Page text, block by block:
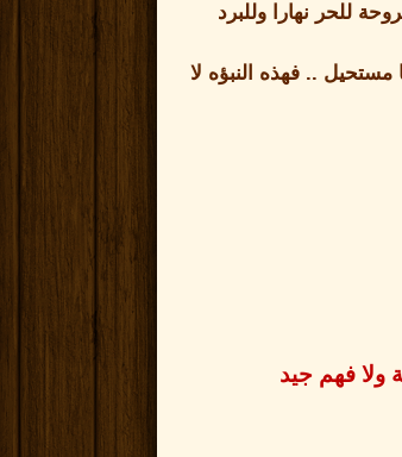
للحر نهارا وللبرد
مستحيل .. فهذه النبؤه لا
ولا فهم جيد